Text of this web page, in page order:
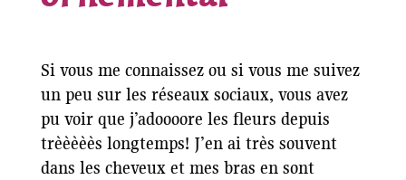
Si vous me connaissez ou si vous me suivez
un peu sur les réseaux sociaux, vous avez
pu voir que j’adoooore les fleurs depuis
trèèèèès longtemps! J’en ai très souvent
dans les cheveux et mes bras en sont